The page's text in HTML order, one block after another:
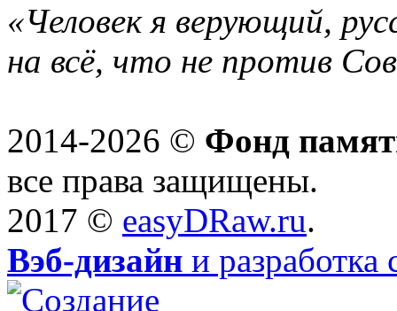
«Человек я верующий,
на всё, что не против
2014-2026 © Фонд
все права защищены.
2017 © easyDRaw.ru.
Вэб-дизайн и разработка